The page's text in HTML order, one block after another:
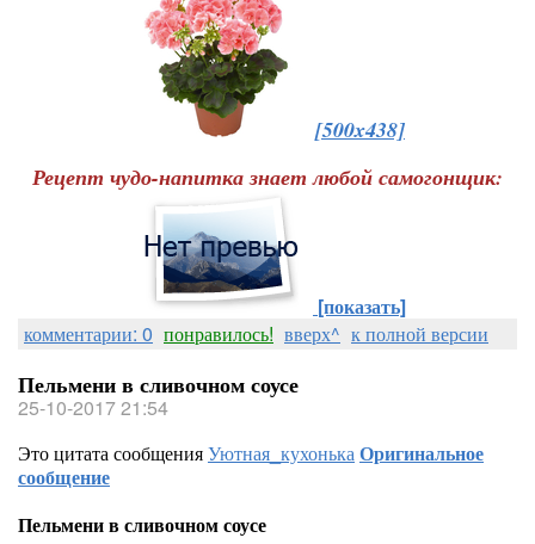
[500x438]
Рецепт чудо-напитка знает любой самогонщик:
[показать]
комментарии: 0 понравилось! вверх^ к полной версии
Пельмени в сливочном соусе
25-10-2017 21:54
Это цитата сообщенияУютная_кухонькаОригинальное
сообщение
Пельмени в сливочном соусе